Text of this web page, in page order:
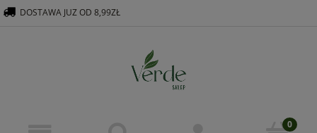
DOSTAWA JUZ OD 8,99ZŁ